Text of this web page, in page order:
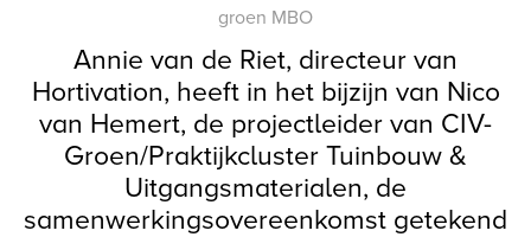
groen MBO
Annie van de Riet, directeur van
Hortivation, heeft in het bijzijn van Nico
van Hemert, de projectleider van CIV-
Groen/Praktijkcluster Tuinbouw &
Uitgangsmaterialen, de
samenwerkingsovereenkomst getekend